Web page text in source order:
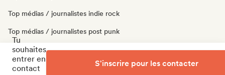
Top médias / journalistes indie rock
Top médias / journalistes post punk
Top médias / journalistes post rock
Top médias / journalistes punk rock
Tu
souhaites
entrer en
contact
S'inscrire pour les contacter